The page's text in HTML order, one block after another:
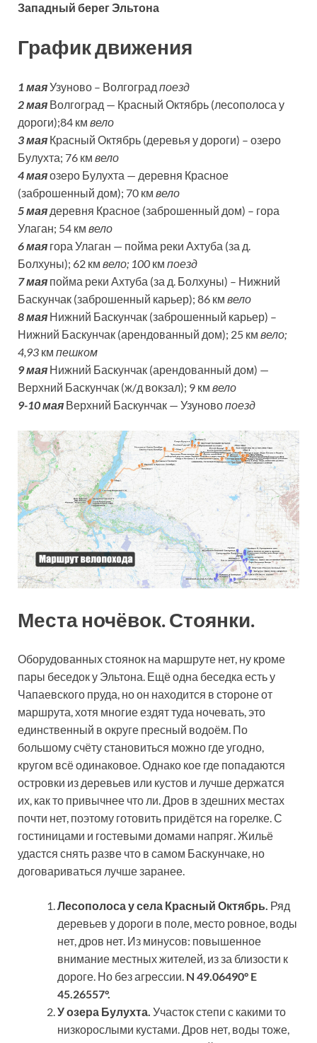
Западный берег Эльтона
График движения
1 маяУзуново – Волгоград поезд
2 мая Волгоград — Красный Октябрь (лесополоса у
дороги);84 км вело
3 мая Красный Октябрь (деревья у дороги) – озеро
Булухта; 76 км вело
4 маяозеро Булухта — деревня Красное
(заброшенный дом); 70 км вело
5 мая деревня Красное (заброшенный дом) – гора
Улаган; 54 км вело
6 мая гора Улаган — пойма реки Ахтуба (за д.
Болхуны); 62 км вело; 100 км поезд
7 мая пойма реки Ахтуба (за д. Болхуны) – Нижний
Баскунчак (заброшенный карьер); 86 км вело
8 мая Нижний Баскунчак (заброшенный карьер) –
Нижний Баскунчак (арендованный дом); 25 км вело;
4,93 км пешком
9 мая Нижний Баскунчак (арендованный дом) —
Верхний Баскунчак (ж/д вокзал); 9 км вело
9-10 мая Верхний Баскунчак — Узуновопоезд
Места ночёвок. Стоянки.
Оборудованных стоянок на маршруте нет, ну кроме
пары беседок у Эльтона. Ещё одна беседка есть у
Чапаевского пруда, но он находится в стороне от
маршрута, хотя многие ездят туда ночевать, это
единственный в округе пресный водоём. По
большому счёту становиться можно где угодно,
кругом всё одинаковое. Однако кое где попадаются
островки из деревьев или кустов и лучше держатся
их, как то привычнее что ли. Дров в здешних местах
почти нет, поэтому готовить придётся на горелке. С
гостиницами и гостевыми домами напряг. Жильё
удастся снять разве что в самом Баскунчаке, но
договариваться лучше заранее.
Лесополоса у села Красный Октябрь. Ряд
деревьев у дороги в поле, место ровное, воды
нет, дров нет. Из минусов: повышенное
внимание местных жителей, из за близости к
дороге. Но без агрессии. N 49.06490° E
45.26557°.
У озера Булухта. Участок степи с какими то
низкорослыми кустами. Дров нет, воды тоже,